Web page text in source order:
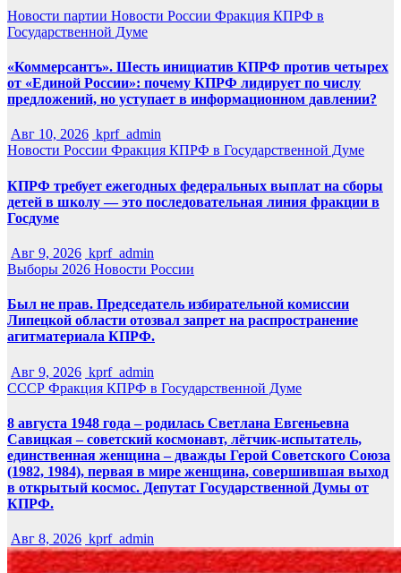
Новости партии Новости России Фракция КПРФ в
Государственной Думе
«Коммерсантъ». Шесть инициатив КПРФ против четырех
от «Единой России»: почему КПРФ лидирует по числу
предложений, но уступает в информационном давлении?
Авг 10, 2026 kprf_admin
Новости России Фракция КПРФ в Государственной Думе
КПРФ требует ежегодных федеральных выплат на сборы
детей в школу — это последовательная линия фракции в
Госдуме
Авг 9, 2026 kprf_admin
Выборы 2026 Новости России
Был не прав. Председатель избирательной комиссии
Липецкой области отозвал запрет на распространение
агитматериала КПРФ.
Авг 9, 2026 kprf_admin
СССР Фракция КПРФ в Государственной Думе
8 августа 1948 года – родилась Светлана Евгеньевна
Савицкая – советский космонавт, лётчик-испытатель,
единственная женщина – дважды Герой Советского Союза
(1982, 1984), первая в мире женщина, совершившая выход
в открытый космос. Депутат Государственной Думы от
КПРФ.
Авг 8, 2026 kprf_admin